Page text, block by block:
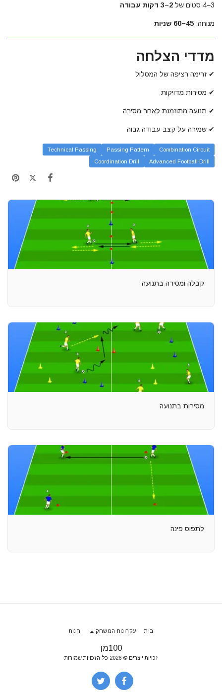
3–4 סטים של 2–3 דקות עבודה
מנוחה: 45–60 שניות
מדדי הצלחה
✔ זרימה רציפה של המסלול
✔ מסירות מדויקות
✔ תנועה מתוזמנת לאחר מסירה
✔ שמירה על קצב עבודה גבוה
Combination Circuit
Passing Pattern
Technical Passing
Advanced Football Drill
Coordination Drill
קבלה ומסירה בתנועה
מסירות בתנועה
לתפוס פינה
100מן
זכויות יוצרים © 2026 כל הזכויות שמורות
בית עקרונות המשחק חנות